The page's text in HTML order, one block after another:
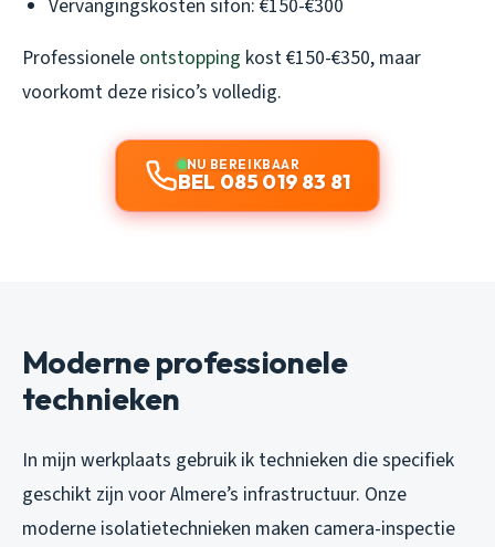
Vervangingskosten sifon: €150-€300
Professionele ontstopping kost €150-€350, maar
voorkomt deze risico’s volledig.
NU BEREIKBAAR
BEL 085 019 83 81
Moderne professionele
technieken
In mijn werkplaats gebruik ik technieken die specifiek
geschikt zijn voor Almere’s infrastructuur. Onze
moderne isolatietechnieken maken camera-inspectie